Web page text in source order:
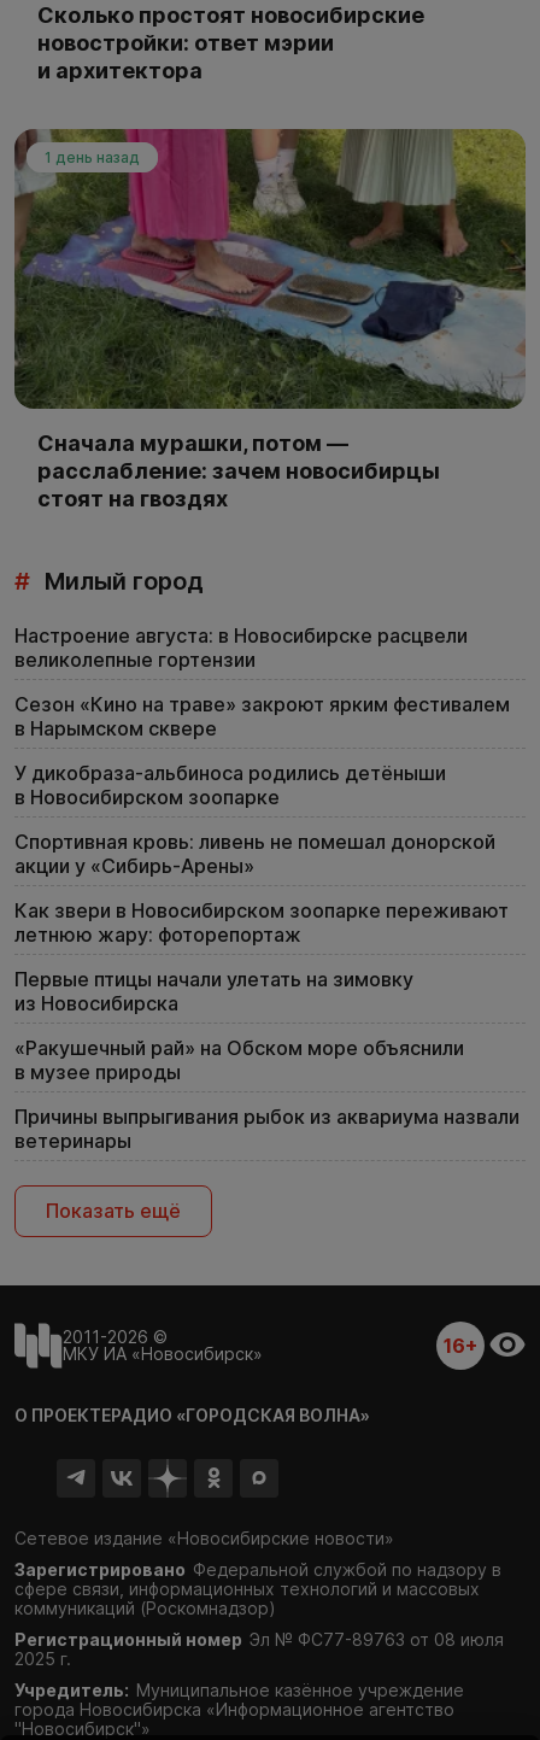
Сколько простоят новосибирские
новостройки: ответ мэрии
и архитектора
1 день назад
Сначала мурашки, потом —
расслабление: зачем новосибирцы
стоят на гвоздях
# Милый город
Настроение августа: в Новосибирске расцвели
великолепные гортензии
Сезон «Кино на траве» закроют ярким фестивалем
в Нарымском сквере
У дикобраза-альбиноса родились детёныши
в Новосибирском зоопарке
Спортивная кровь: ливень не помешал донорской
акции у «Сибирь-Арены»
Как звери в Новосибирском зоопарке переживают
летнюю жару: фоторепортаж
Первые птицы начали улетать на зимовку
из Новосибирска
«Ракушечный рай» на Обском море объяснили
в музее природы
Причины выпрыгивания рыбок из аквариума назвали
ветеринары
Показать ещё
2011-2026 ©
МКУ ИА «Новосибирск»
16+
О ПРОЕКТЕРАДИО «ГОРОДСКАЯ ВОЛНА»
Сетевое издание «Новосибирские новости»
Зарегистрировано Федеральной службой по надзору в
сфере связи, информационных технологий и массовых
коммуникаций (Роскомнадзор)
Регистрационный номер Эл № ФС77-89763 от 08 июля
2025 г.
Учредитель: Муниципальное казённое учреждение
города Новосибирска «Информационное агентство
"Новосибирск"»